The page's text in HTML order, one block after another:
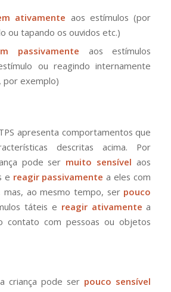
ativamente aos estímulos (por
ou tapando os ouvidos etc.)
passivamente aos estímulos
ou reagindo internamente
por exemplo)
apresenta comportamentos que
descritas acima. Por
pode ser muito sensível aos
e reagir passivamentea eles com
mas, ao mesmo tempo, ser pouco
táteis e reagir ativamente a
contato com pessoas ou objetos
criança pode ser pouco sensível